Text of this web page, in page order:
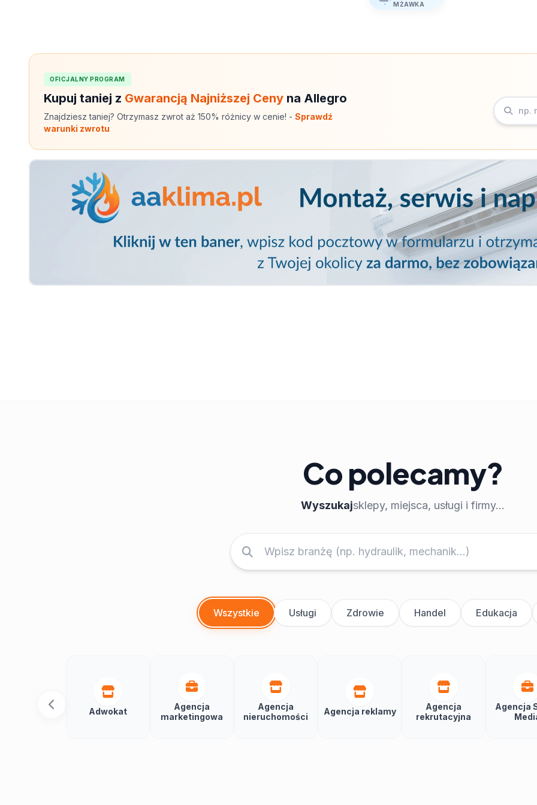
MŻAWKA
OFICJALNY PROGRAM
Kupuj taniej z Gwarancją Najniższej Ceny na Allegro
Znajdziesz taniej? Otrzymasz zwrot aż 150% różnicy w cenie! - Sprawdź
warunki zwrotu
Co polecamy?
Wyszukajsklepy, miejsca, usługi i firmy...
Wszystkie Usługi Zdrowie Handel Edukacja
Adwokat
Agencja
marketingowa
Agencja
nieruchomości
Agencja reklamy
Agencja
rekrutacyjna
Agencja